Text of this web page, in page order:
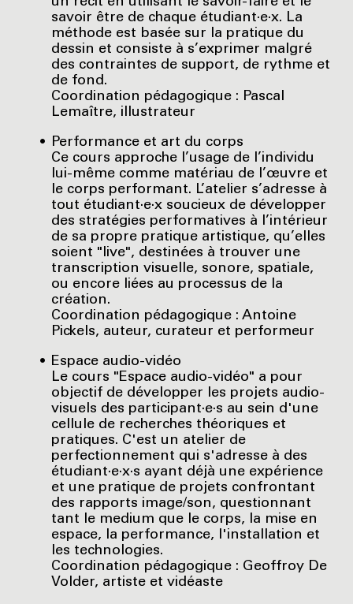
savoir être de chaque étudiant·e·x. La
méthode est basée sur la pratique du
dessin et consiste à s’exprimer malgré
des contraintes de support, de rythme et
de fond.
Coordination pédagogique : Pascal
Lemaître, illustrateur
Performance et art du corps
Ce cours approche l’usage de l’individu
lui-même comme matériau de l’œuvre et
le corps performant. L’atelier s’adresse à
tout étudiant·e·x soucieux de développer
des stratégies performatives à l’intérieur
de sa propre pratique artistique, qu’elles
soient "live", destinées à trouver une
transcription visuelle, sonore, spatiale,
ou encore liées au processus de la
création.
Coordination pédagogique : Antoine
Pickels, auteur, curateur et performeur
Espace audio-vidéo
Le cours "Espace audio-vidéo" a pour
objectif de développer les projets audio-
visuels des participant·e·s au sein d'une
cellule de recherches théoriques et
pratiques. C'est un atelier de
perfectionnement qui s'adresse à des
étudiant·e·x·s ayant déjà une expérience
et une pratique de projets confrontant
des rapports image/son, questionnant
tant le medium que le corps, la mise en
espace, la performance, l'installation et
les technologies.
Coordination pédagogique : Geoffroy De
Volder, artiste et vidéaste